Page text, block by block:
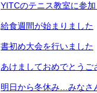
YITCのテニス教室に参
給食週間が始まりました
書初め大会を行いました
あけましておめでとうご
明日から冬休み…みなさ